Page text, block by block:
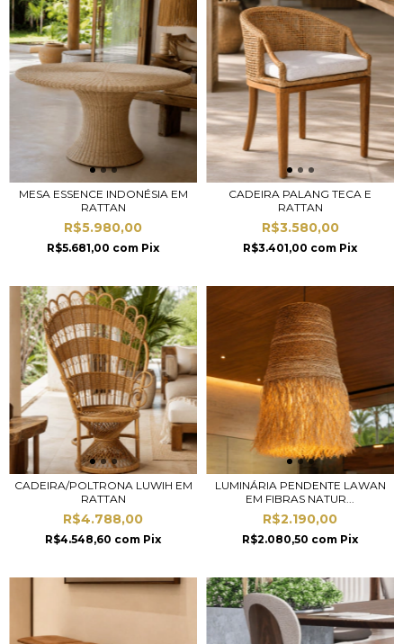
MESA ESSENCE INDONÉSIA EM
RATTAN
R$5.980,00
R$5.681,00 com Pix
CADEIRA PALANG TECA E
RATTAN
R$3.580,00
R$3.401,00 com Pix
CADEIRA/POLTRONA LUWIH EM
RATTAN
R$4.788,00
R$4.548,60 com Pix
LUMINÁRIA PENDENTE LAWAN
EM FIBRAS NATUR...
R$2.190,00
R$2.080,50 com Pix